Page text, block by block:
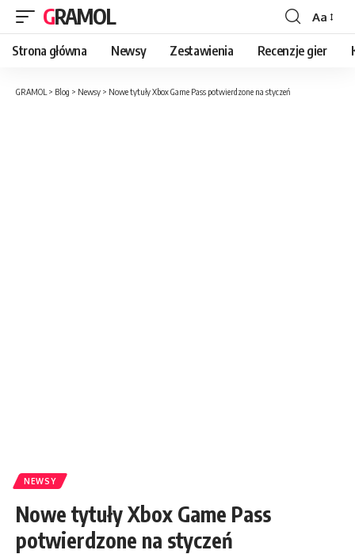
GRAMOL Aa
Strona główna Newsy Zestawienia Recenzje gier
GRAMOL > Blog > Newsy > Nowe tytuły Xbox Game Pass potwierdzone na styczeń
NEWSY
Nowe tytuły Xbox Game Pass
potwierdzone na styczeń